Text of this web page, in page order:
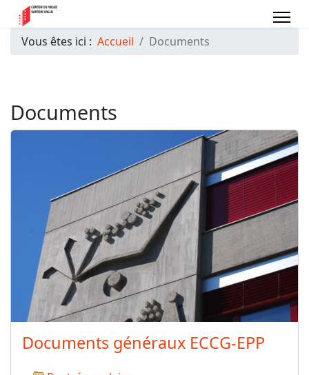
Vous êtes ici : Accueil Documents
Documents
Documents généraux ECCG-EPP